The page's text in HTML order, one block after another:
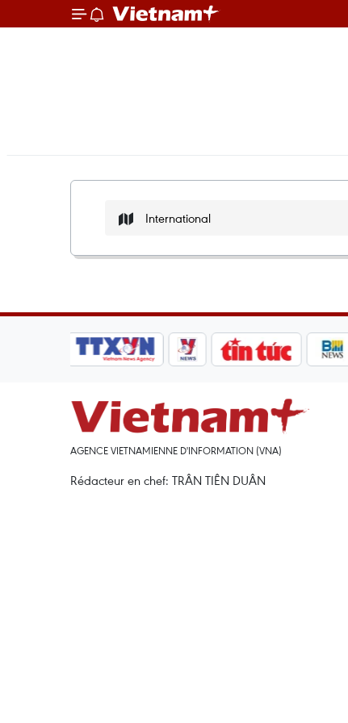
AGENCE VIETNAMIENNE D'INFORMATION (VNA)
Rédacteur en chef: TRÂN TIÊN DUÂN